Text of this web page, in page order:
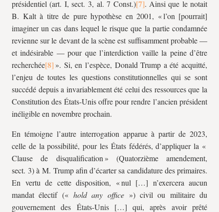
présidentiel (art. I, sect. 3, al. 7 Const.)
. Ainsi que le notait
B. Kalt à titre de pure hypothèse en 2001, « l’on [pourrait]
imaginer un cas dans lequel le risque que la partie condamnée
revienne sur le devant de la scène est suffisamment probable —
et indésirable — pour que l’interdiction vaille la peine d’être
recherchée
». Si, en l’espèce, Donald Trump a été acquitté,
l’enjeu de toutes les questions constitutionnelles qui se sont
succédé depuis a invariablement été celui des ressources que la
Constitution des États-Unis offre pour rendre l’ancien président
inéligible en novembre prochain.
En témoigne l’autre interrogation apparue à partir de 2023,
celle de la possibilité, pour les États fédérés, d’appliquer la «
Clause de disqualification » (Quatorzième amendement,
sect. 3) à M. Trump afin d’écarter sa candidature des primaires.
En vertu de cette disposition, « nul […] n’exercera aucun
mandat électif (« hold any office») civil ou militaire du
gouvernement des États-Unis […] qui, après avoir prêté